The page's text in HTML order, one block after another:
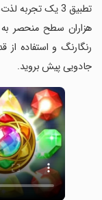
تطبیق 3 یک
هزاران سطح منحصر
رنگارنگ و استفاده
جادویی پیش بروید.